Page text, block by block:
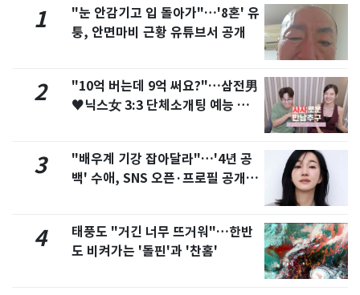
1
"눈 안감기고 입 돌아가"…'8혼' 유
퉁, 안면마비 근황 유튜브서 공개
2
"10억 버는데 9억 써요?"…삼전男
♥닉스女 3:3 단체소개팅 예능 화
3
"배우계 기강 잡아달라"…'4년 공
백' 수애, SNS 오픈·프로필 공개
4
태풍도 "거긴 너무 뜨거워"…한반
도 비켜가는 '돌핀'과 '찬홈'